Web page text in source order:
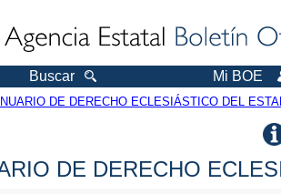
Buscar Mi BOE
DE DERECHO ECLESIÁSTICO DEL
DE DERECHO